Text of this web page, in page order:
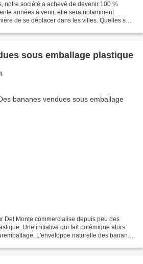
notre société a achevé de devenir 100 %
années à venir, elle sera notamment
de se déplacer dans les villes. Quelles sont
sous emballage plastique
Del Monte commercialise depuis peu des
Une initiative qui fait polémique alors
L'enveloppe naturelle des bananes